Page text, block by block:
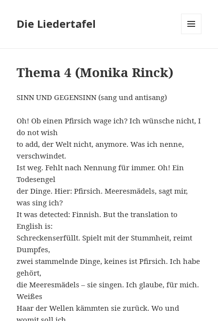
Die Liedertafel
Thema 4 (Monika Rinck)
SINN UND GEGENSINN (sang und antisang)
Oh! Ob einen Pfirsich wage ich?Ich wünsche nicht, I
do not wish
to add, der Welt nicht, anymore. Was ich nenne,
verschwindet.
Ist weg. Fehlt nach Nennung für immer. Oh! Ein
Todesengel
der Dinge. Hier: Pfirsich. Meeresmädels, sagt mir,
was sing ich?
It was detected: Finnish. But the translation to
English is:
Schreckenserfüllt.Spielt mit der Stummheit, reimt
Dumpfes,
zwei stammelnde Dinge, keines ist Pfirsich. Ich habe
gehört,
die Meeresmädels – sie singen. Ich glaube, für mich.
Weißes
Haar der Wellen kämmten sie zurück. Wo und